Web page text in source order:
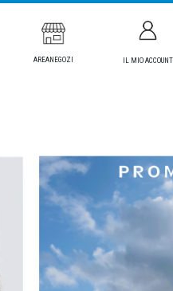
AREANEGOZI IL MIO ACCOUNT